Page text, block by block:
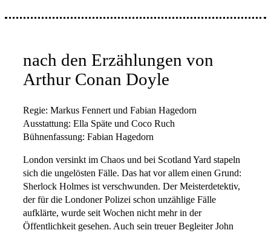
nach den Erzählungen von
Arthur Conan Doyle
Regie: Markus Fennert und Fabian Hagedorn
Ausstattung: Ella Späte und Coco Ruch
Bühnenfassung: Fabian Hagedorn
London versinkt im Chaos und bei Scotland Yard stapeln
sich die ungelösten Fälle. Das hat vor allem einen Grund:
Sherlock Holmes ist verschwunden. Der Meisterdetektiv,
der für die Londoner Polizei schon unzählige Fälle
aufklärte, wurde seit Wochen nicht mehr in der
Öffentlichkeit gesehen. Auch sein treuer Begleiter John